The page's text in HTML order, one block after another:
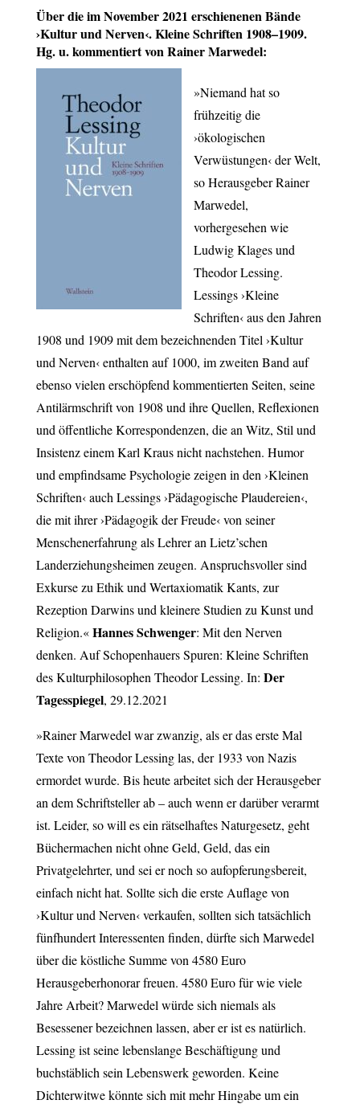
Über die im November 2021 erschienenen Bände
›Kultur und Nerven‹. Kleine Schriften 1908–1909.
Hg. u. kommentiert von Rainer Marwedel:
»Niemand hat so
frühzeitig die
›ökologischen
Verwüstungen‹ der Welt,
so Herausgeber Rainer
Marwedel,
vorhergesehen wie
Ludwig Klages und
Theodor Lessing.
Lessings ›Kleine
Schriften‹ aus den Jahren
1908 und 1909 mit dem bezeichnenden Titel ›Kultur
und Nerven‹ enthalten auf 1000, im zweiten Band auf
ebenso vielen erschöpfend kommentierten Seiten, seine
Antilärmschrift von 1908 und ihre Quellen, Reflexionen
und öffentliche Korrespondenzen, die an Witz, Stil und
Insistenz einem Karl Kraus nicht nachstehen. Humor
und empfindsame Psychologie zeigen in den ›Kleinen
Schriften‹ auch Lessings ›Pädagogische Plaudereien‹,
die mit ihrer ›Pädagogik der Freude‹ von seiner
Menschenerfahrung als Lehrer an Lietz’schen
Landerziehungsheimen zeugen. Anspruchsvoller sind
Exkurse zu Ethik und Wertaxiomatik Kants, zur
Rezeption Darwins und kleinere Studien zu Kunst und
Religion.«Hannes Schwenger: Mit den Nerven
denken. Auf Schopenhauers Spuren: Kleine Schriften
des Kulturphilosophen Theodor Lessing. In: Der
Tagesspiegel, 29.12.2021
»Rainer Marwedel war zwanzig, als er das erste Mal
Texte von Theodor Lessing las, der 1933 von Nazis
ermordet wurde. Bis heute arbeitet sich der Herausgeber
an dem Schriftsteller ab – auch wenn er darüber verarmt
ist. Leider, so will es ein rätselhaftes Naturgesetz, geht
Büchermachen nicht ohne Geld, Geld, das ein
Privatgelehrter, und sei er noch so aufopferungsbereit,
einfach nicht hat. Sollte sich die erste Auflage von
›Kultur und Nerven‹ verkaufen, sollten sich tatsächlich
fünfhundert Interessenten finden, dürfte sich Marwedel
über die köstliche Summe von 4580 Euro
Herausgeberhonorar freuen. 4580 Euro für wie viele
Jahre Arbeit?Marwedel würde sich niemals als
Besessener bezeichnen lassen, aber er ist es natürlich.
Lessing ist seine lebenslange Beschäftigung und
buchstäblich sein Lebenswerk geworden. Keine
Dichterwitwe könnte sich mit mehr Hingabe um ein